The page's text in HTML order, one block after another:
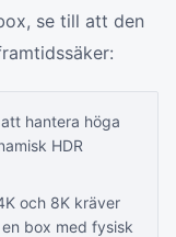
se till att den
hantera höga
HDR
och 8K kräver
box med fysisk